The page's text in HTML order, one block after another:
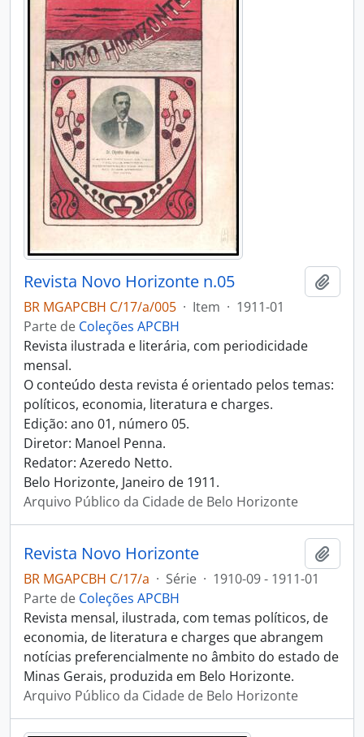
Revista Novo Horizonte n.05
BR MGAPCBH C/17/a/005 · Item · 1911-01
Parte de Coleções APCBH
Revista ilustrada e literária, com periodicidade
mensal.
O conteúdo desta revista é orientado pelos temas:
políticos, economia, literatura e charges.
Edição: ano 01, número 05.
Diretor: Manoel Penna.
Redator: Azeredo Netto.
Belo Horizonte, Janeiro de 1911.
Arquivo Público da Cidade de Belo Horizonte
Revista Novo Horizonte
BR MGAPCBH C/17/a · Série · 1910-09 - 1911-01
Parte de Coleções APCBH
Revista mensal, ilustrada, com temas políticos, de
economia, de literatura e charges que abrangem
notícias preferencialmente no âmbito do estado de
Minas Gerais, produzida em Belo Horizonte.
Arquivo Público da Cidade de Belo Horizonte